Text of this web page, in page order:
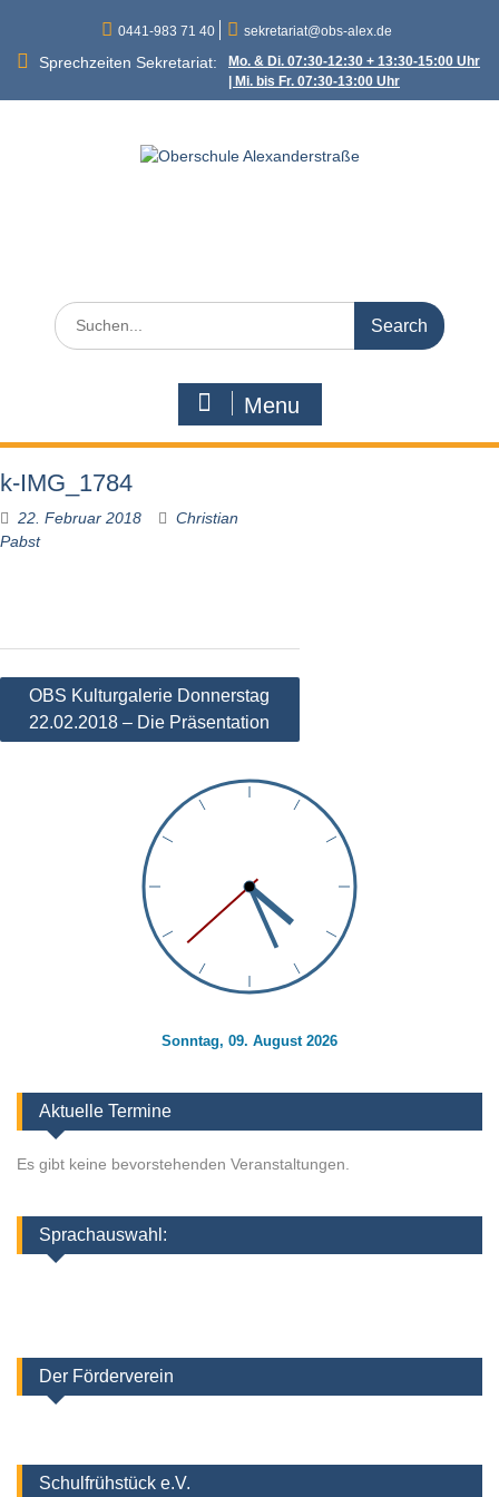
content
0441-983 71 40 sekretariat@obs-alex.de
Sprechzeiten Sekretariat:
Mo. & Di. 07:30-12:30 + 13:30-15:00 Uhr
| Mi. bis Fr. 07:30-13:00 Uhr
Search
for:
Menu
k-IMG_1784
22. Februar 2018
Christian
Pabst
Beitragsnavigation
OBS Kulturgalerie Donnerstag
22.02.2018 – Die Präsentation
Sonntag, 09. August 2026
Aktuelle Termine
Es gibt keine bevorstehenden Veranstaltungen.
Sprachauswahl:
Der Förderverein
Schulfrühstück e.V.